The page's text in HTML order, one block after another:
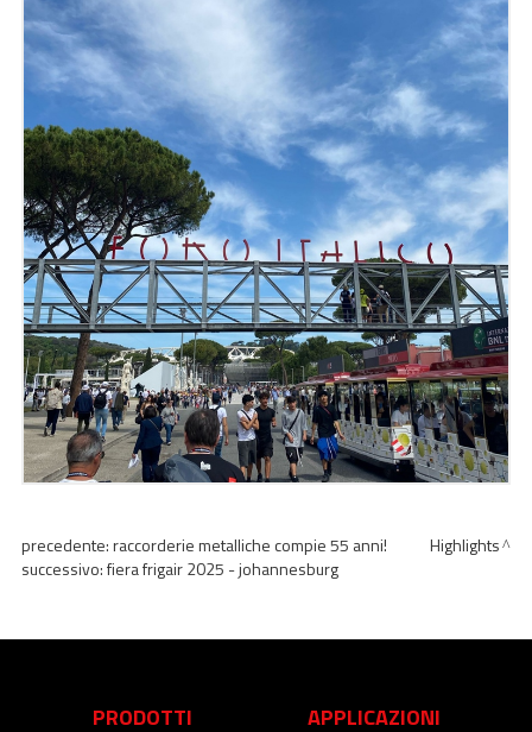
precedente:raccorderie metalliche compie 55 anni!
successivo:fiera frigair 2025 - johannesburg
Highlights
PRODOTTI APPLICAZIONI